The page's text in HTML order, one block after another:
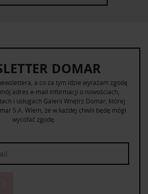
DOMAR
a co za tym idzie wyrażam zgodę
adres e-mail informacji o nowościach,
i usługach Galerii Wnętrz Domar, której
S.A. Wiem, że w każdej chwili będę mógł
wycofać zgodę.